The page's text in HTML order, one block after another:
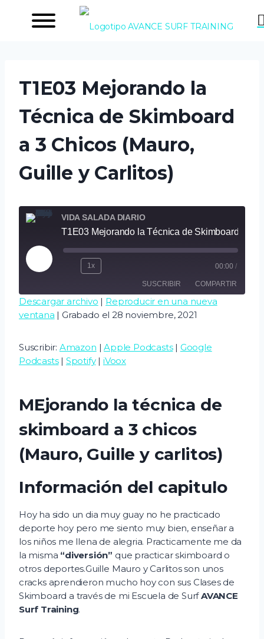
T1E03 Mejorando la
Técnica de Skimboard
a 3 Chicos (Mauro,
Guille y Carlitos)
VIDA SALADA DIARIO
R
e
r
o
u
c
r
p
i
o
i
o
1x 00:00 /
SUSCRIBIR COMPARTIR
Amazon Apple Podcasts
COMPART
ENLACE
INCRUSTA
Descargar archivo | Reproducir en una nueva
ventana | Grabado el 28 noviembre, 2021
Suscribir: Amazon |Apple Podcasts| Google
Podcasts| Spotify| iVoox
MEjorando la técnica de
skimboard a 3 chicos
(Mauro, Guille y carlitos)
Información del capitulo
Hoy ha sido un dia muy guay no he practicado
deporte hoy pero me siento muy bien, enseñar a
los niños me llena de alegria. Practicamente me da
la misma “diversión” que practicar skimboard o
otros deportes.Guille Mauro y Carlitos son unos
cracks aprendieron mucho hoy con sus Clases de
Skimboard a través de mi Escuela de SurfAVANCE
Surf Training.